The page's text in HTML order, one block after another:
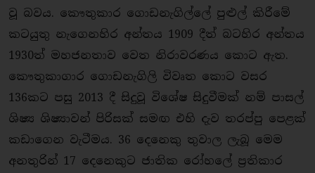
වූ බවය. කෞතුකාර ගොඩනැගිල්ලේ පුළුල් කිරීමේ
කටයුතු නැගෙනහිර අන්තය 1909 දීත් බටහිර අන්තය
1930ත් මහජනතාව වෙත නිරාවරණය කොට ඇත.
කෞතුකාගාර ගොඩනැගිලි විවෘත කොට වසර
136කට පසු 2013 දී සිදුවූ විශේෂ සිදුවීමක් නම් පාසල්
ශිෂ්‍ය ශිෂ්‍යාවන් පිරිසක් සමඟ එහි දැව තරප්පු පෙළක්
කඩාගෙන වැටීමය. 36 දෙනෙකු තුවාල ලැබූ මෙම
අනතුරින් 17 දෙනෙකුට ජාතික රෝහලේ ප්‍රතිකාර